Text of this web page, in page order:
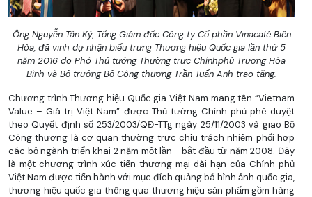
Ông Nguyễn Tân Kỷ, Tổng Giám đốc Công ty Cổ phần Vinacafé Biên
Hòa, đã vinh dự nhận biểu trưng Thương hiệu Quốc gia lần thứ 5
năm 2016 do Phó Thủ tướng Thường trực Chínhphủ Trương Hòa
Bình và Bộ trưởng Bộ Công thương Trần Tuấn Anh trao tặng.
Chương trình Thương hiệu Quốc gia Việt Nam mang tên “Vietnam
Value – Giá trị Việt Nam” được Thủ tướng Chính phủ phê duyệt
theo Quyết định số 253/2003/QĐ-TTg ngày 25/11/2003 và giao Bộ
Công thương là cơ quan thường trực chịu trách nhiệm phối hợp
các bộ ngành triển khai 2 năm một lần - bắt đầu từ năm 2008. Đây
là một chương trình xúc tiến thương mại dài hạn của Chính phủ
Việt Nam được tiến hành với mục đích quảng bá hình ảnh quốc gia,
thương hiệu quốc gia thông qua thương hiệu sản phẩm gồm hàng